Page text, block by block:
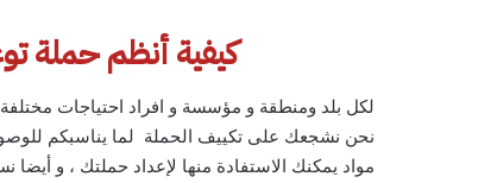
كيفية أنظم حملة
لكل بلد ومنطقة و مؤسسة و افراد احتياجات
نحن نشجعك على تكييف الحملة لما يناسبكم
مواد يمكنك الاستفادة منها لإعداد حملتك ، و